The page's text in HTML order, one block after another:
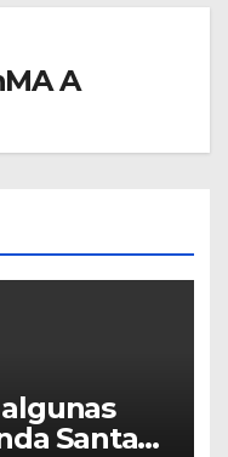
A
Santa